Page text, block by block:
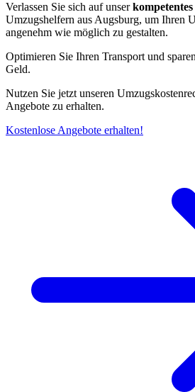
Verlassen Sie sich auf unser
Umzugshelfern aus Augsburg, um Ihren
angenehm wie möglich zu gestalten.
Optimieren Sie Ihren Transport und
Geld.
Nutzen Sie jetzt unseren
Angebote zu erhalten.
Kostenlose Angebote erhalten!